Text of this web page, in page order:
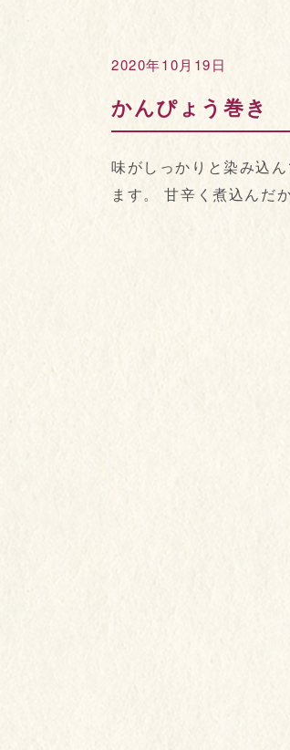
2020年10月19日
かんぴょう巻き
味がしっかりと染み込
ます。 甘辛く煮込んだ